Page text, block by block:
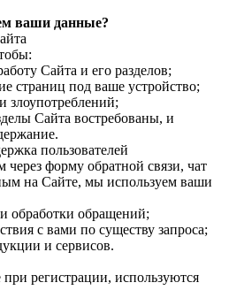
ваши данные?
Сайта и его разделов;
страниц под ваше устройство;
злоупотреблений;
Сайта востребованы, и
пользователей
форму обратной связи, чат
на Сайте, мы используем ваши
обработки обращений;
с вами по существу запроса;
и сервисов.
регистрации, используются